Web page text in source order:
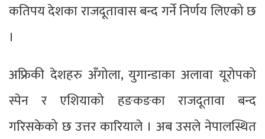
कतिपय देशका राजदूतावास बन्द गर्ने निर्णय लिएको छ
।
अफ्रिकी देशहरु अँगोला, युगान्डाका अलावा यूरोपको
स्पेन र एशियाको हङकङका राजदूतावा बन्द
गरिसकेको छ उत्तर कारियाले । अब उसले नेपालस्थित